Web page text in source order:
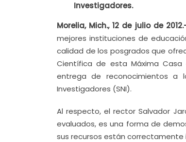
Investigadores.
Morelia, Mich., 12 de julio de
mejores instituciones de
calidad de los posgrados que
Científica de esta Máxima Casa
entrega de reconocimientos a
Investigadores (SNI).
Al respecto, el rector Salvador
evaluados, es una forma de
sus recursos están correctamente